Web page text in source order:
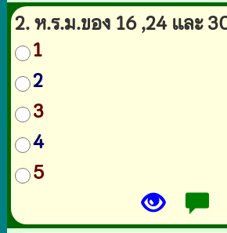
2. ห.ร.ม.ของ 16 ,24 และ
1
2
3
4
5